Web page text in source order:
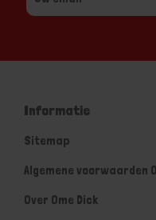
Informatie
Sitemap
Algemene voorwaarden
Over Ome Dick